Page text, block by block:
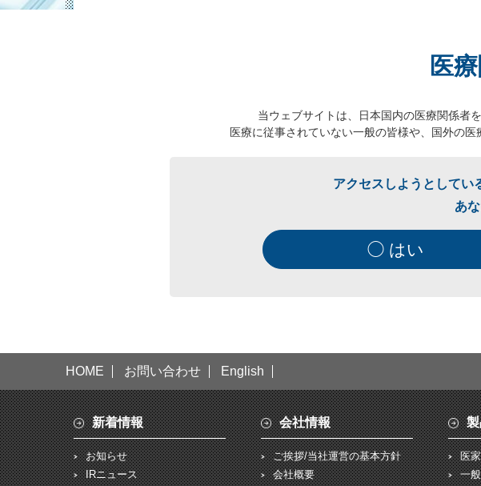
医
当ウェブサイトは、日本国内の医療関係者
医療に従事されていない一般の皆様や、国外の
アクセスしようとしてい
あ
◯ はい
HOME お問い合わせ English
新着情報
お知らせ
IRニュース
会社情報
ご挨拶/当社運営の基本方針
会社概要
医
一